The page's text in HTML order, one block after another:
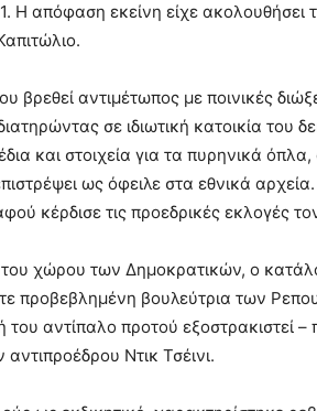
Η απόφαση εκείνη είχε ακολουθήσει
αντιμέτωπος με ποινικές
σε ιδιωτική κατοικία του
και στοιχεία για τα πυρηνικά
ως όφειλε στα εθνικά
κέρδισε τις προεδρικές εκλογές
χώρου των Δημοκρατικών, ο
προβεβλημένη βουλεύτρια των
αντίπαλο προτού εξοστρακιστεί –
Ντικ Τσέινι.